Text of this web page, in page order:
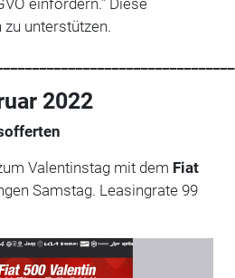
unterstützen.
2022
Valentinstag mit dem Fiat
Samstag. Leasingrate 99